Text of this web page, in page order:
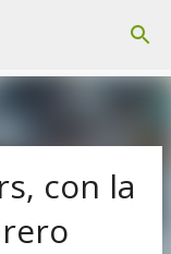
con la